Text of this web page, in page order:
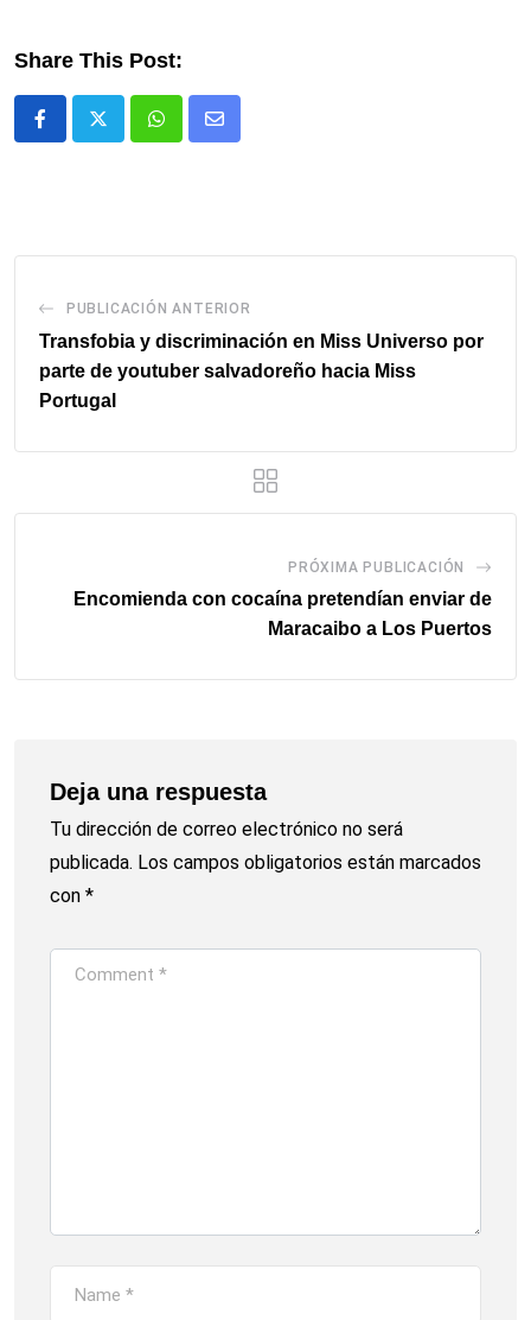
Share This Post:
WhatsappComparte
PUBLICACIÓN ANTERIOR
Transfobia y discriminación en Miss Universo por
parte de youtuber salvadoreño hacia Miss
Portugal
PRÓXIMA PUBLICACIÓN
Encomienda con cocaína pretendían enviar de
Maracaibo a Los Puertos
Deja una respuesta
Tu dirección de correo electrónico no será
publicada. Los campos obligatorios están marcados
con *